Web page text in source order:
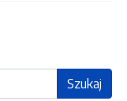
Szukaj